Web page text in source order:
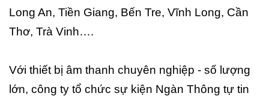
Long An, Tiền Giang, Bến Tre, Vĩnh Long, Cần
Thơ, Trà Vinh….
Với thiết bị âm thanh chuyên nghiệp - số lượng
lớn, công ty tổ chức sự kiện Ngàn Thông tự tin